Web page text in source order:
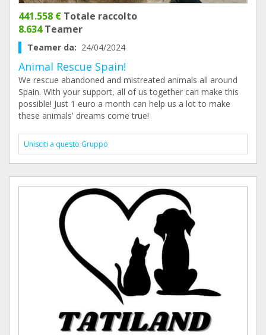
441.558 € Totale raccolto
8.634Teamer
Teamer da: 24/04/2024
Animal Rescue Spain!
We rescue abandoned and mistreated animals all around
Spain. With your support, all of us together can make this
possible! Just 1 euro a month can help us a lot to make
these animals' dreams come true!
Unisciti a questo Gruppo